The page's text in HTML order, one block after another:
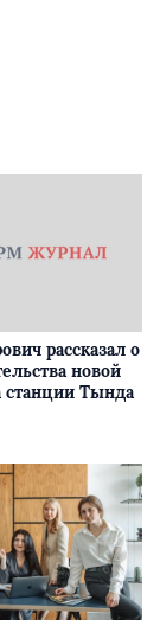
рассказал о
новой
станции Тында